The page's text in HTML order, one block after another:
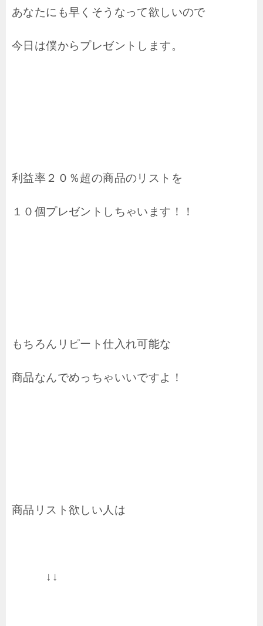
あなたにも早くそうなって欲しいので
今日は僕からプレゼントします。
利益率２０％超の商品のリストを
１０個プレゼントしちゃいます！！
もちろんリピート仕入れ可能な
商品なんでめっちゃいいですよ！
商品リスト欲しい人は
↓↓